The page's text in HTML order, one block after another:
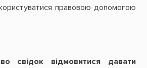
правовою допомогою
свідок відмовитися давати